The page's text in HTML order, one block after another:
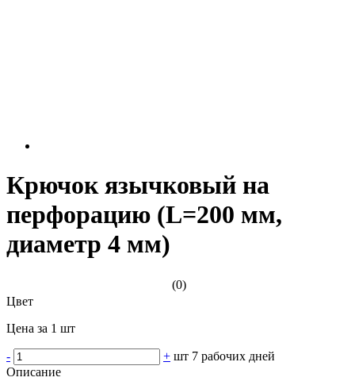
Крючок язычковый на
перфорацию (L=200 мм,
диаметр 4 мм)
(0)
Цвет
Цена за 1 шт
- + шт 7 рабочих дней
Описание